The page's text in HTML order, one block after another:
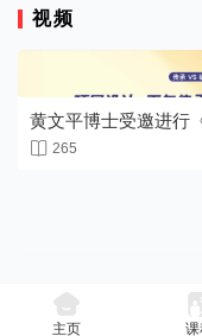
视频
黄文平博士受邀进行
家族企业传承与破局
 265
主页 课